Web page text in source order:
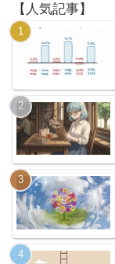
【人気記事】